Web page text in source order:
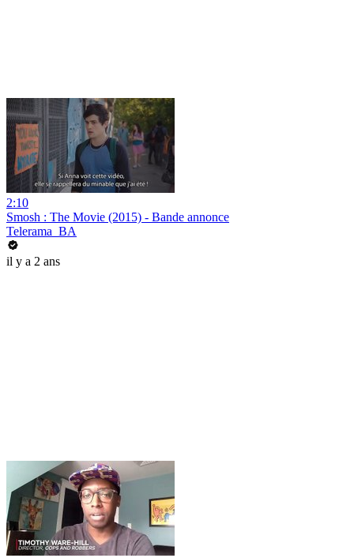
2:10
Smosh : The Movie (2015) - Bande annonce
Telerama_BA
il y a 2 ans